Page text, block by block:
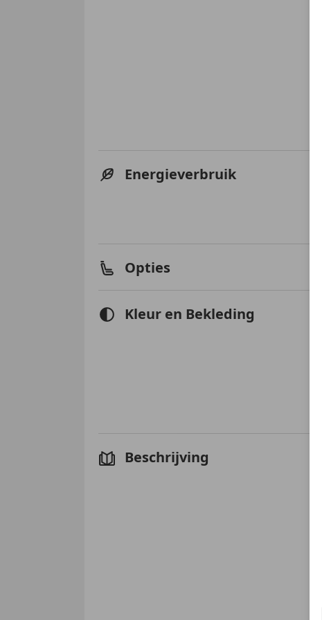
Energieverbruik
Opties
Kleur en Bekleding
Beschrijving